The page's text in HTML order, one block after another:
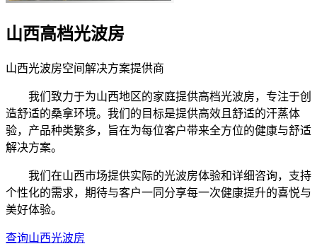
山西高档光波房
山西光波房空间解决方案提供商
我们致力于为山西地区的家庭提供高档光波房，专注于创
造舒适的桑拿环境。我们的目标是提供高效且舒适的汗蒸体
验，产品种类繁多，旨在为每位客户带来全方位的健康与舒适
解决方案。
我们在山西市场提供实际的光波房体验和详细咨询，支持
个性化的需求，期待与客户一同分享每一次健康提升的喜悦与
美好体验。
查询山西光波房